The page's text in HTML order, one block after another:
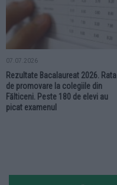
07.07.2026
Rezultate Bacalaureat 2026. Rata
de promovare la colegiile din
Fălticeni. Peste 180 de elevi au
picat examenul